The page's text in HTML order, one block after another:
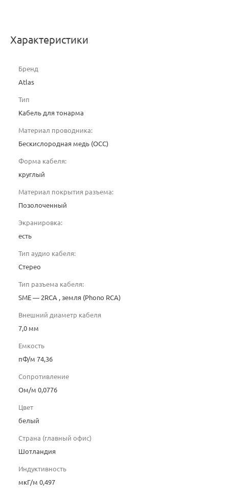
Характеристики
Бренд
Atlas
Тип
Кабель для тонарма
Материал проводника:
Беcкислородная медь (OCC)
Форма кабеля:
круглый
Материал покрытия разъема:
Позолоченный
Экранировка:
есть
Тип аудио кабеля:
Стерео
Тип разъема кабеля:
SME — 2RCA , земля (Phono RCA)
Внешний диаметр кабеля
7,0 мм
Емкость
пФ/м 74,36
Сопротивление
Ом/м 0,0776
Цвет
белый
Страна (главный офис)
Шотландия
Индуктивность
мкГ/м 0,497